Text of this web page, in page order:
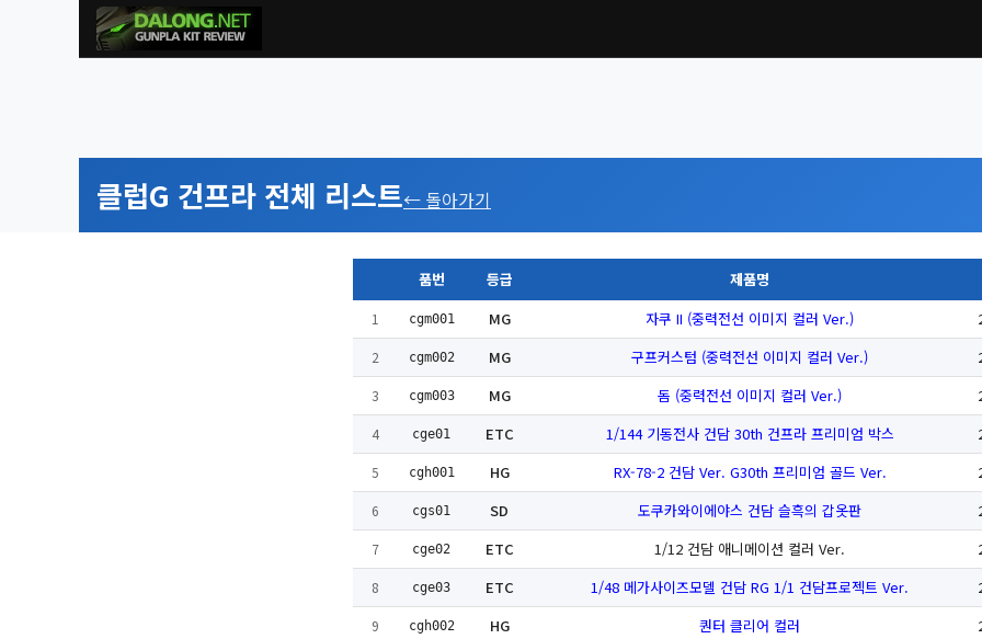
클럽G 건프라 전체 리스트← 돌아가기
품번 등급 제품명
1 cgm001 MG 자쿠 II (중력전선 이미지 컬러 Ver.)
2 cgm002 MG 구프커스텀 (중력전선 이미지 컬러 Ver.)
3 cgm003 MG 돔 (중력전선 이미지 컬러 Ver.)
4 cge01 ETC 1/144 기동전사 건담 30th 건프라 프리미엄 박스
5 cgh001 HG RX-78-2 건담 Ver. G30th 프리미엄 골드 Ver.
6 cgs01 SD 도쿠카와이에야스 건담 슬흑의 갑옷판
7 cge02 ETC 1/12 건담 애니메이션 컬러 Ver.
8 cge03 ETC 1/48 메가사이즈모델 건담 RG 1/1 건담프로젝트 Ver.
9 cgh002 HG 퀀터 클리어 컬러